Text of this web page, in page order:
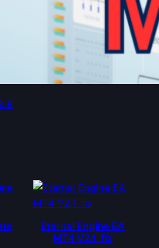
Eternal Engine EA
MT4 V2.1_fix